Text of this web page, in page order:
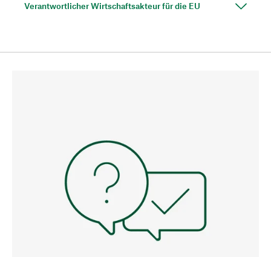
Verantwortlicher Wirtschaftsakteur für die EU